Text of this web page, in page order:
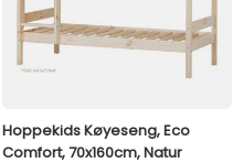
Hoppekids Køyeseng, Eco
Comfort, 70x160cm, Natur